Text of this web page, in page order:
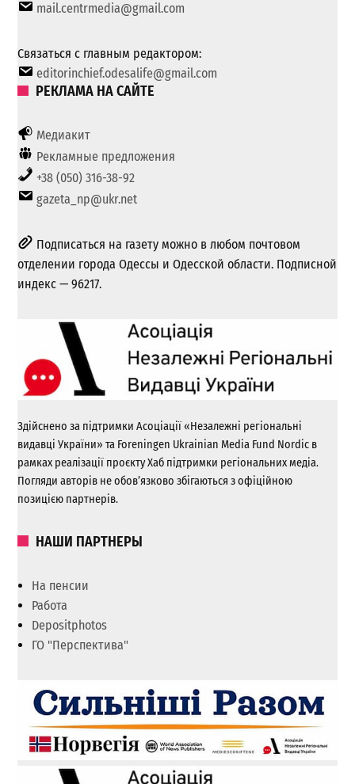
mail.centrmedia@gmail.com
Связаться с главным редактором:
editorinchief.odesalife@gmail.com
РЕКЛАМА НА САЙТЕ
Медиакит
Рекламные предложения
+38 (050) 316-38-92
gazeta_np@ukr.net
Подписаться на газету можно в любом почтовом
отделении города Одессы и Одесской области. Подписной
индекс — 96217.
Здійснено за підтримки Асоціації «Незалежні регіональні
видавці України» та Foreningen Ukrainian Media Fund Nordic в
рамках реалізації проєкту Хаб підтримки регіональних медіа.
Погляди авторів не обов’язково збігаються з офіційною
позицією партнерів.
НАШИ ПАРТНЕРЫ
На пенсии
Работа
Depositphotos
ГО "Перспектива"